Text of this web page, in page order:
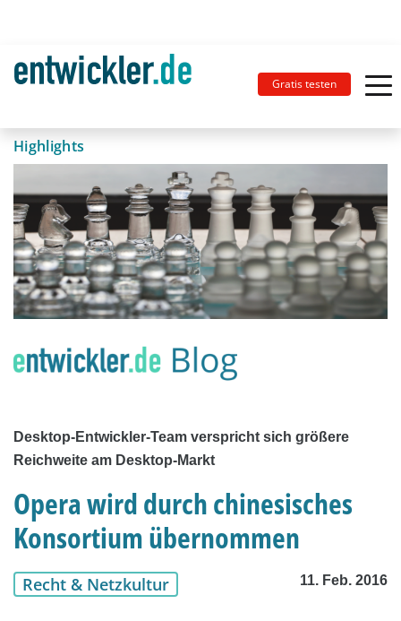
Gratis testen
Highlights
Desktop-Entwickler-Team verspricht sich größere
Reichweite am Desktop-Markt
Opera wird durch chinesisches
Konsortium übernommen
Recht & Netzkultur 11. Feb. 2016